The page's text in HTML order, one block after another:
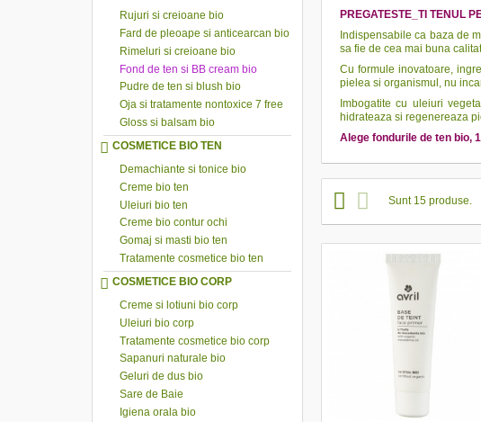
Rujuri si creioane bio
Fard de pleoape si anticearcan bio
Rimeluri si creioane bio
Fond de ten si BB cream bio
Pudre de ten si blush bio
Oja si tratamente nontoxice 7 free
Gloss si balsam bio
COSMETICE BIO TEN
Demachiante si tonice bio
Creme bio ten
Uleiuri bio ten
Creme bio contur ochi
Gomaj si masti bio ten
Tratamente cosmetice bio ten
COSMETICE BIO CORP
Creme si lotiuni bio corp
Uleiuri bio corp
Tratamente cosmetice bio corp
Sapanuri naturale bio
Geluri de dus bio
Sare de Baie
Igiena orala bio
PREGATESTE_TI TENUL
Indispensabile ca baza de
sa fie de cea mai buna
Cu formule inovatoare,
pielea si organismul, nu
Imbogatite cu uleiuri
hidrateaza si regenereaza
Alege fondurile de ten bio,
Sunt 15 produse.